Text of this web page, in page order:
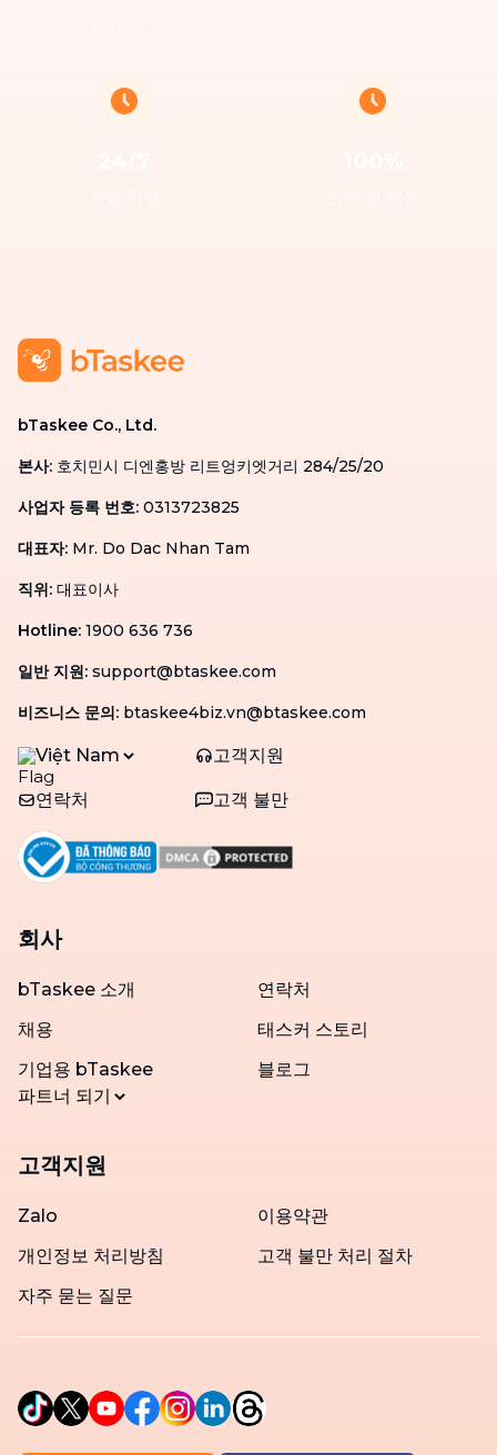
bTaskee Co., Ltd.
본사: 호치민시 디엔홍방 리트엉키엣거리 284/25/20
사업자 등록 번호: 0313723825
대표자: Mr. Do Dac Nhan Tam
직위: 대표이사
Hotline: 1900 636 736
일반 지원: support@btaskee.com
비즈니스 문의: btaskee4biz.vn@btaskee.com
Việt Nam 고객지원
연락처 고객 불만
회사
bTaskee 소개
연락처
채용
태스커 스토리
기업용 bTaskee
블로그
파트너 되기
고객지원
Zalo
이용약관
개인정보 처리방침
고객 불만 처리 절차
자주 묻는 질문